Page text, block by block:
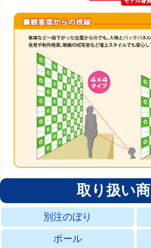
取り扱い
別注のぼり
ポール